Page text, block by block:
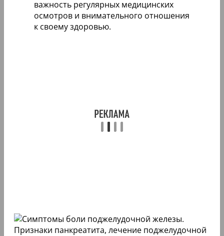
важность регулярных медицинских
осмотров и внимательного отношения
к своему здоровью.